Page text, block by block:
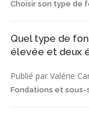
Choisir son type de
Quel type de
élevée et deux
Publié par Valérie
Fondations et sous-